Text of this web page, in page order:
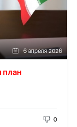
6 апреля 2026
план
0